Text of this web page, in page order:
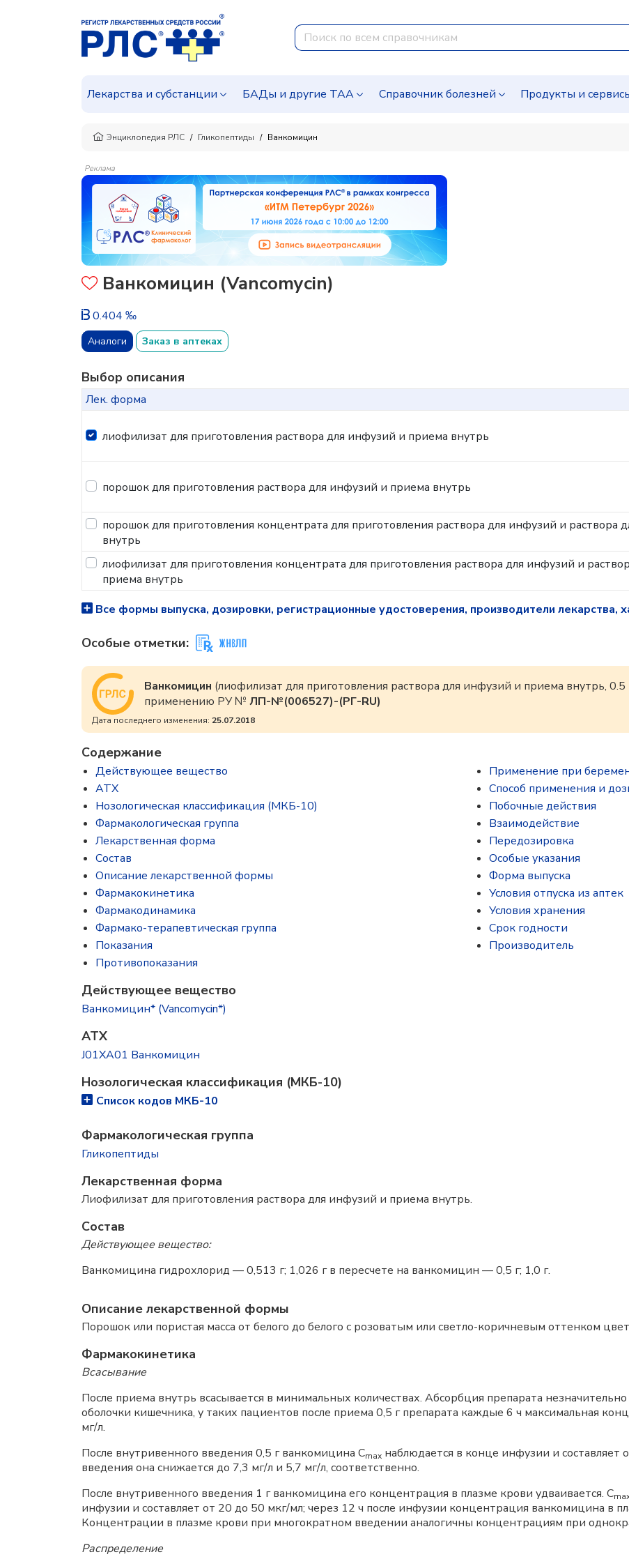
Лекарства и субстанции БАДы и другие ТАА Справочник болезней Продукты и
Энциклопедия РЛС Гликопептиды Ванкомицин
Реклама
Ванкомицин (Vancomycin)
0.404 ‰
Аналоги Заказ в аптеках
Выбор описания
Лек. форма
лиофилизат для приготовления раствора для инфузий и приема внутрь
порошок для приготовления раствора для инфузий и приема внутрь
порошок для приготовления концентрата для приготовления раствора для инфузий и раствора
внутрь
лиофилизат для приготовления концентрата для приготовления раствора для инфузий и
приема внутрь
Все формы выпуска, дозировки, регистрационные удостоверения, производители лекарства,
Особые отметки:
Ванкомицин (лиофилизат для приготовления раствора для инфузий и приема внутрь,
применению РУ № ЛП-№(006527)-(РГ-RU)
Дата последнего изменения: 25.07.2018
Содержание
Действующее вещество
ATX
Нозологическая классификация (МКБ-10)
Фармакологическая группа
Лекарственная форма
Состав
Описание лекарственной формы
Фармакокинетика
Фармакодинамика
Фармако-терапевтическая группа
Показания
Противопоказания
Применение при
Способ применения и
Побочные действия
Взаимодействие
Передозировка
Особые указания
Форма выпуска
Условия отпуска из аптек
Условия хранения
Срок годности
Производитель
Действующее вещество
Ванкомицин* (Vancomycin*)
ATX
J01XA01 Ванкомицин
Нозологическая классификация (МКБ-10)
Список кодов МКБ-10
Фармакологическая группа
Гликопептиды
Лекарственная форма
Лиофилизат для приготовления раствора для инфузий и приема внутрь.
Состав
Действующее вещество:
Ванкомицина гидрохлорид — 0,513 г; 1,026 г в пересчете на ванкомицин — 0,5 г; 1,0 г.
Описание лекарственной формы
Порошок или пористая масса от белого до белого с розоватым или светло-коричневым оттенком
Фармакокинетика
Всасывание
После приема внутрь всасывается в минимальных количествах. Абсорбция препарата
оболочки кишечника, у таких пациентов после приема 0,5 г препарата каждые 6 ч максимальная
мг/л.
После внутривенного введения 0,5 г ванкомицина Сmах наблюдается в конце инфузии и составляет
введения она снижается до 7,3 мг/л и 5,7 мг/л, соответственно.
После внутривенного введения 1 г ванкомицина его концентрация в плазме крови удваивается. С
инфузии и составляет от 20 до 50 мкг/мл; через 12 ч после инфузии концентрация ванкомицина в
Концентрации в плазме крови при многократном введении аналогичны концентрациям при
Распределение